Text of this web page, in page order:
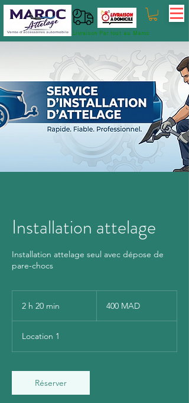
Livraison Par tout au Maroc
Installation attelage
Installation attelage seul avec dépose de
pare-chocs
2 h 20 min
m
n
marocains
400 MAD
Location 1
Réserver